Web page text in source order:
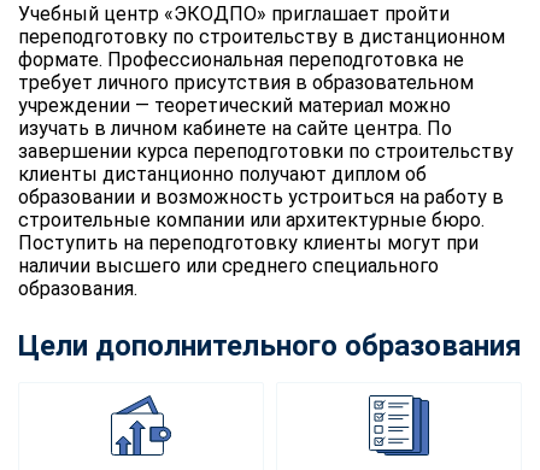
Учебный центр «ЭКОДПО» приглашает пройти
переподготовку по строительству в дистанционном
формате. Профессиональная переподготовка не
требует личного присутствия в образовательном
учреждении — теоретический материал можно
изучать в личном кабинете на сайте центра. По
завершении курса переподготовки по строительству
клиенты дистанционно получают диплом об
образовании и возможность устроиться на работу в
строительные компании или архитектурные бюро.
Поступить на переподготовку клиенты могут при
наличии высшего или среднего специального
образования.
Цели дополнительного образования